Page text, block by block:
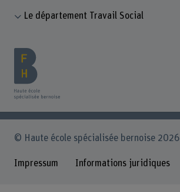
Le département Travail Social
© Haute école spécialisée bernoise 2026
Impressum Informations juridiques